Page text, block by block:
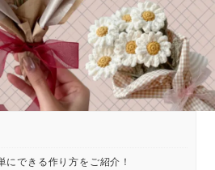
にできる作り方をご紹介！